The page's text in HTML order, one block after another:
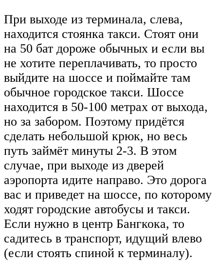
При выходе из терминала, слева,
находится стоянка такси. Стоят они
на 50 бат дороже обычных и если вы
не хотите переплачивать, то просто
выйдите на шоссе и поймайте там
обычное городское такси. Шоссе
находится в 50-100 метрах от выхода,
но за забором. Поэтому придётся
сделать небольшой крюк, но весь
путь займёт минуты 2-3. В этом
случае, при выходе из дверей
аэропорта идите направо. Это дорога
вас и приведет на шоссе, по которому
ходят городские автобусы и такси.
Если нужно в центр Бангкока, то
садитесь в транспорт, идущий влево
(если стоять спиной к терминалу).